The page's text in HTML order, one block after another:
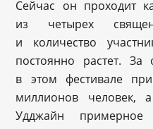
Сейчас он проходит
из четырех
и количество
постоянно растет.
в этом фестивале
миллионов человек,
Удджайн примерное